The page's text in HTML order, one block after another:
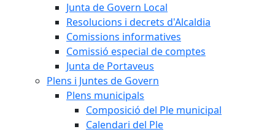
Junta de Govern Local
Resolucions i decrets d'Alcaldia
Comissions informatives
Comissió especial de comptes
Junta de Portaveus
Plens i Juntes de Govern
Plens municipals
Composició del Ple municipal
Calendari del Ple